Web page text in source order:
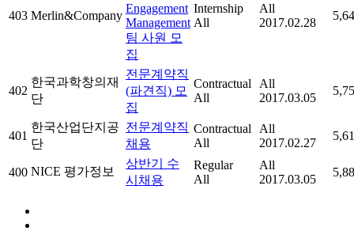
403 Merlin&Company
Engagement
Management
팀 사원 모
집
Internship
All
All
2017.02.28
402
한국과학창의재
단
전문계약직
(파견직) 모
집
Contractual
All
All
2017.03.05
401
한국산업단지공
단
전문계약직
채용
Contractual
All
All
2017.02.27
400 NICE 평가정보
상반기 수
시채용
Regular
All
All
2017.03.05